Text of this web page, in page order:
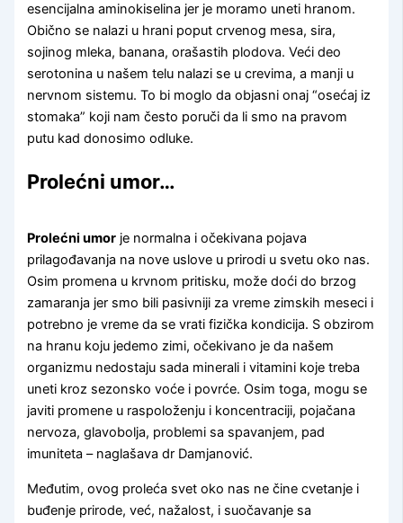
esencijalna aminokiselina jer je moramo uneti hranom.
Obično se nalazi u hrani poput crvenog mesa, sira,
sojinog mleka, banana, orašastih plodova. Veći deo
serotonina u našem telu nalazi se u crevima, a manji u
nervnom sistemu. To bi moglo da objasni onaj “osećaj iz
stomaka” koji nam često poruči da li smo na pravom
putu kad donosimo odluke.
Prolećni umor…
Prolećni umor je normalna i očekivana pojava
prilagođavanja na nove uslove u prirodi u svetu oko nas.
Osim promena u krvnom pritisku, može doći do brzog
zamaranja jer smo bili pasivniji za vreme zimskih meseci i
potrebno je vreme da se vrati fizička kondicija. S obzirom
na hranu koju jedemo zimi, očekivano je da našem
organizmu nedostaju sada minerali i vitamini koje treba
uneti kroz sezonsko voće i povrće. Osim toga, mogu se
javiti promene u raspoloženju i koncentraciji, pojačana
nervoza, glavobolja, problemi sa spavanjem, pad
imuniteta – naglašava dr Damjanović.
Međutim, ovog proleća svet oko nas ne čine cvetanje i
buđenje prirode, već, nažalost, i suočavanje sa